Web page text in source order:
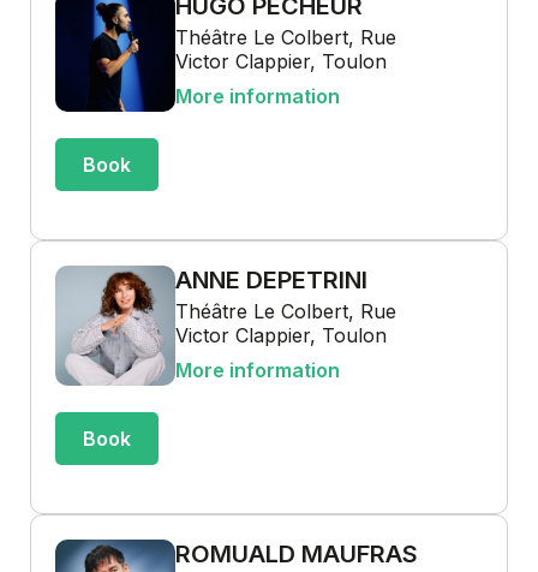
HUGO PÊCHEUR
Théâtre Le Colbert, Rue
Victor Clappier, Toulon
More information
Book
ANNE DEPETRINI
Théâtre Le Colbert, Rue
Victor Clappier, Toulon
More information
Book
ROMUALD MAUFRAS